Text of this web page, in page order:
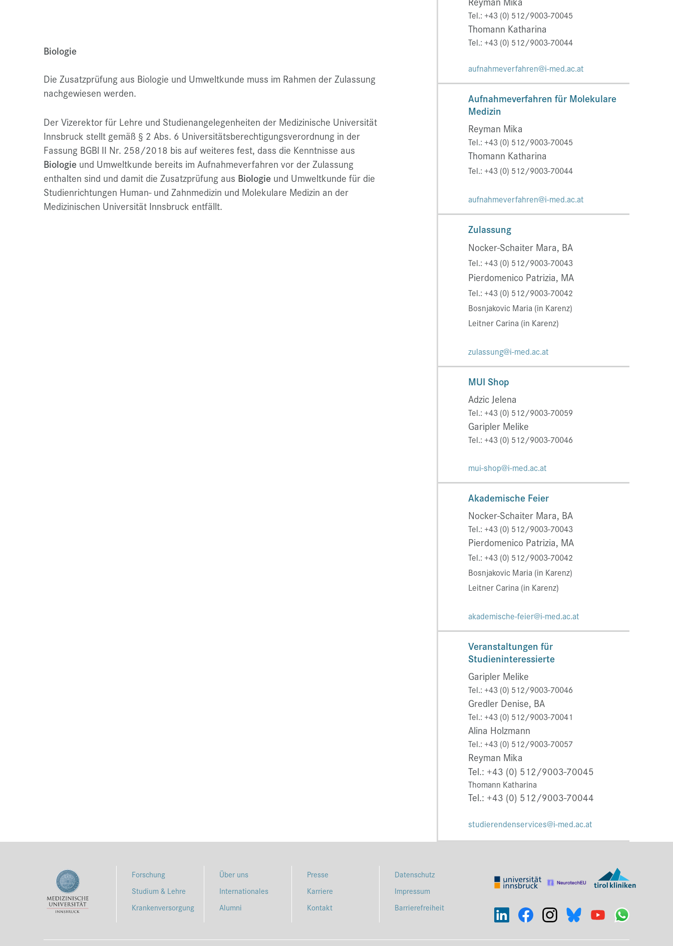
Biologie
Die Zusatzprüfung aus Biologie und Umweltkunde muss im Rahmen der Zulassung
nachgewiesen werden.
Der Vizerektor für Lehre und Studienangelegenheiten der Medizinische Universität
Innsbruck stellt gemäß § 2 Abs. 6 Universitätsberechtigungsverordnung in der
Fassung BGBl II Nr. 258/2018 bis auf weiteres fest, dass die Kenntnisse aus
Biologie und Umweltkunde bereits im Aufnahmeverfahren vor der Zulassung
enthalten sind und damit die Zusatzprüfung aus Biologie und Umweltkunde für die
Studienrichtungen Human- und Zahnmedizin und Molekulare Medizin an der
Medizinischen Universität Innsbruck entfällt.
Tel.: +43 (0) 512/9003-70045
Thomann Katharina
Tel.: +43 (0) 512/9003-70044
aufnahmeverfahren@i-med.ac.at
Aufnahmeverfahren für Molekulare
Medizin
Reyman Mika
Tel.: +43 (0) 512/9003-70045
Thomann Katharina
Tel.: +43 (0) 512/9003-70044
aufnahmeverfahren@i-med.ac.at
Zulassung
Nocker-Schaiter Mara, BA
Tel.: +43 (0) 512/9003-70043
Pierdomenico Patrizia, MA
Tel.: +43 (0) 512/9003-70042
Bosnjakovic Maria (in Karenz)
Leitner Carina (in Karenz)
zulassung@i-med.ac.at
MUI Shop
Adzic Jelena
Tel.: +43 (0) 512/9003-70059
Garipler Melike
Tel.: +43 (0) 512/9003-70046
mui-shop@i-med.ac.at
Akademische Feier
Nocker-Schaiter Mara, BA
Tel.: +43 (0) 512/9003-70043
Pierdomenico Patrizia, MA
Tel.: +43 (0) 512/9003-70042
Bosnjakovic Maria (in Karenz)
Leitner Carina (in Karenz)
akademische-feier@i-med.ac.at
Veranstaltungen für
Studieninteressierte
Garipler Melike
Tel.: +43 (0) 512/9003-70046
Gredler Denise, BA
Tel.: +43 (0) 512/9003-70041
Alina Holzmann
Tel.: +43 (0) 512/9003-70057
Reyman Mika
Tel.: +43 (0) 512/9003-70045
Thomann Katharina
Tel.: +43 (0) 512/9003-70044
studierendenservices@i-med.ac.at
Forschung
Studium & Lehre
Krankenversorgung
Über uns
Internationales
Alumni
Presse
Karriere
Kontakt
Datenschutz
Impressum
Barrierefreiheit